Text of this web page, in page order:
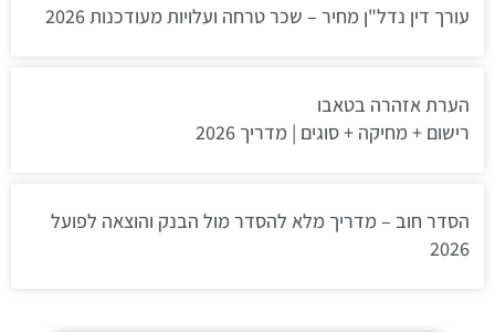
עורך דין נדל"ן מחיר – שכר טרחה ועלויות מעודכנות 2026
הערת אזהרה בטאבו
רישום + מחיקה + סוגים | מדריך 2026
הסדר חוב – מדריך מלא להסדר מול הבנק והוצאה לפועל
2026